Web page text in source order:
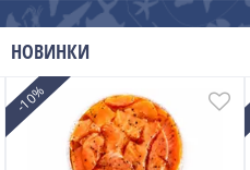
НОВИНКИ
-10%